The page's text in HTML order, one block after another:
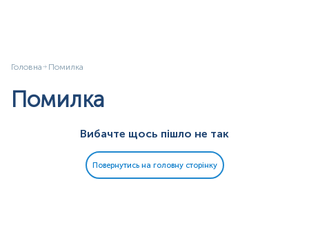
Головна Помилка
Помилка
Вибачте щось пішло не так
Повернутись на головну сторінку